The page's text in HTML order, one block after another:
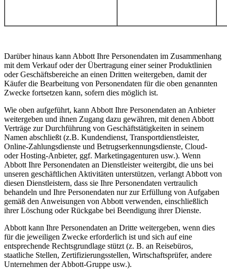
Darüber hinaus kann Abbott Ihre Personendaten im Zusammenhang
mit dem Verkauf oder der Übertragung einer seiner Produktlinien
oder Geschäftsbereiche an einen Dritten weitergeben, damit der
Käufer die Bearbeitung von Personendaten für die oben genannten
Zwecke fortsetzen kann, sofern dies möglich ist.
Wie oben aufgeführt, kann Abbott Ihre Personendaten an Anbieter
weitergeben und ihnen Zugang dazu gewähren, mit denen Abbott
Verträge zur Durchführung von Geschäftstätigkeiten in seinem
Namen abschließt (z.B. Kundendienst, Transportdienstleister,
Online-Zahlungsdienste und Betrugserkennungsdienste, Cloud-
oder Hosting-Anbieter, ggf. Marketingagenturen usw.). Wenn
Abbott Ihre Personendaten an Dienstleister weitergibt, die uns bei
unseren geschäftlichen Aktivitäten unterstützen, verlangt Abbott von
diesen Dienstleistern, dass sie Ihre Personendaten vertraulich
behandeln und Ihre Personendaten nur zur Erfüllung von Aufgaben
gemäß den Anweisungen von Abbott verwenden, einschließlich
ihrer Löschung oder Rückgabe bei Beendigung ihrer Dienste.
Abbott kann Ihre Personendaten an Dritte weitergeben, wenn dies
für die jeweiligen Zwecke erforderlich ist und sich auf eine
entsprechende Rechtsgrundlage stützt (z. B. an Reisebüros,
staatliche Stellen, Zertifizierungsstellen, Wirtschaftsprüfer, andere
Unternehmen der Abbott-Gruppe usw.).